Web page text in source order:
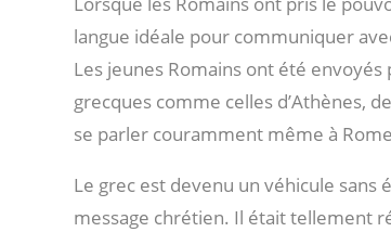
langue idéale pour communiquer
Les jeunes Romains ont été
grecques comme celles d’Athènes,
se parler couramment même à
Le grec est devenu un véhicule sans
message chrétien. Il était tellement